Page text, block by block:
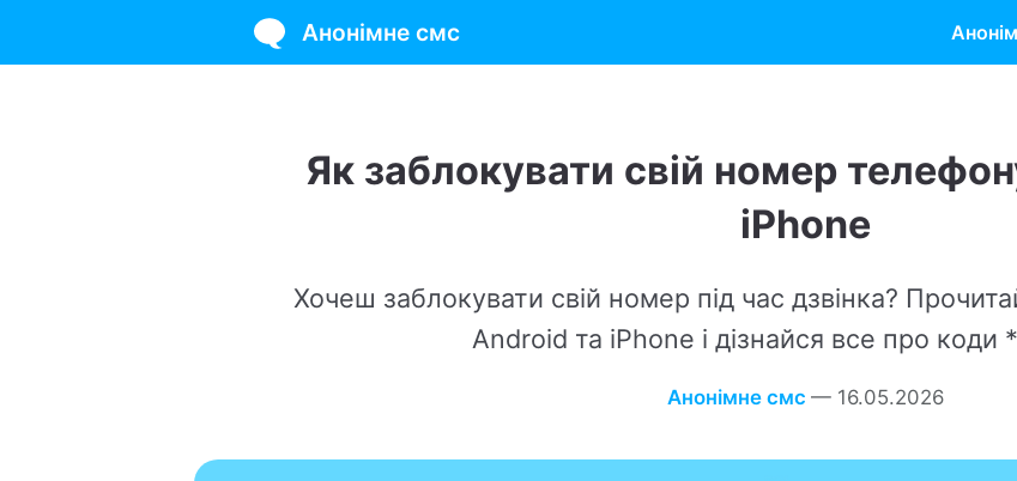
Анонімне смс
iPhone
Хочеш заблокувати свій номер під час дзвінка? Прочитай наш простий
Android та iPhone і дізнайся все про коди *67 і #31#!
Анонімне смс— 16.05.2026